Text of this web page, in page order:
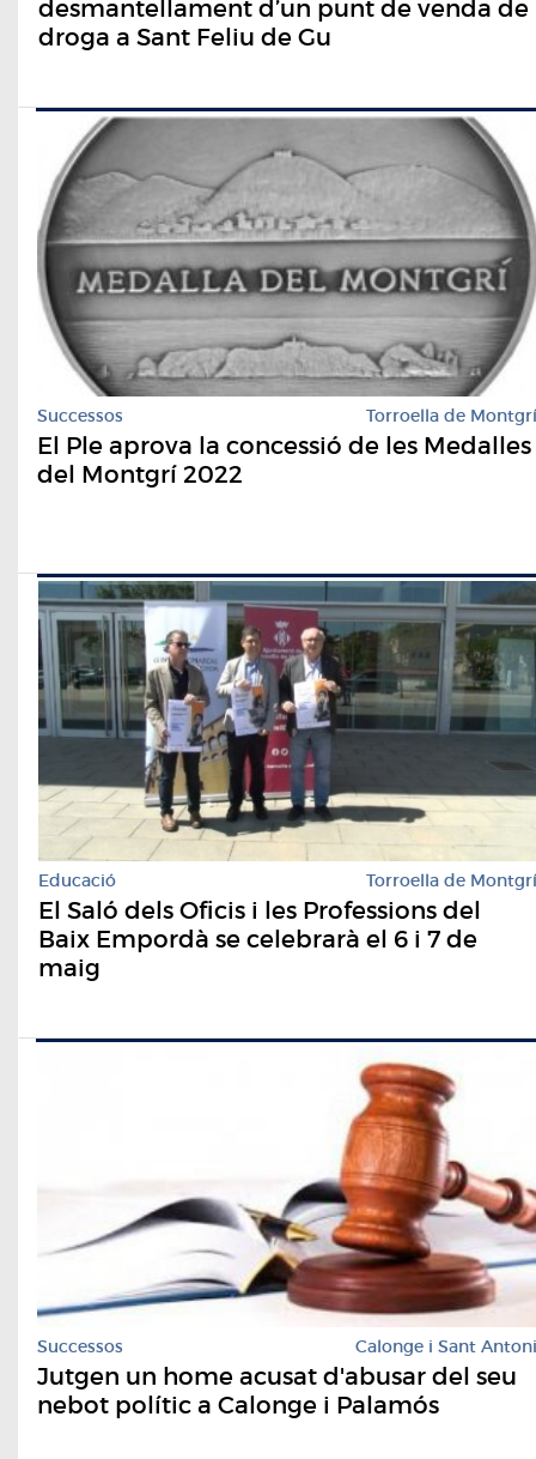
desmantellament d’un punt de venda de
droga a Sant Feliu de Gu
Successos Torroella de Montgrí
El Ple aprova la concessió de les Medalles
del Montgrí 2022
Educació Torroella de Montgrí
El Saló dels Oficis i les Professions del
Baix Empordà se celebrarà el 6 i 7 de
maig
Successos Calonge i Sant Antoni
Jutgen un home acusat d'abusar del seu
nebot polític a Calonge i Palamós